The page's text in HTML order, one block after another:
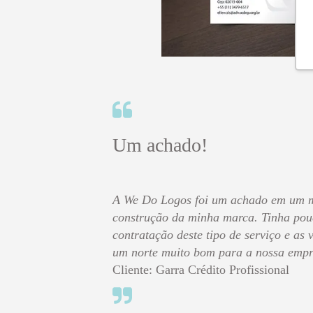
Um achado!
A We Do Logos foi um achado em um
construção da minha marca. Tinha
contratação deste tipo de serviço e as
um norte muito bom para a nossa
Cliente: Garra Crédito Profissional